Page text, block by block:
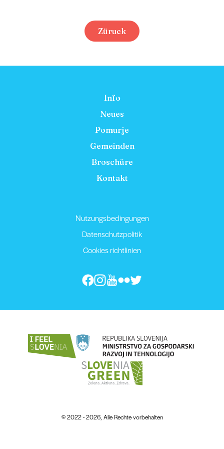
Züruck
Info
Neues
Pomurje
Gemeinden
Broschüre
Kontakt
Nutzungsbedingungen
Datenschutzpolitik
Cookies richtlinien
© 2022 - 2026, Alle Rechte vorbehalten